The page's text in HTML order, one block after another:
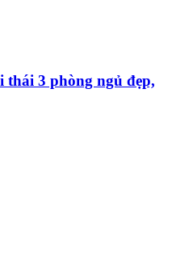
thái 3 phòng ngủ đẹp,